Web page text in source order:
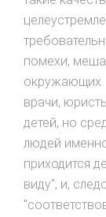
помехи,
окружающих.
врачи,
детей, но
людей
приходится
виду", и,